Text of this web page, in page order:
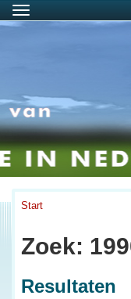
Menu
Start
Zoek:
Resultaten